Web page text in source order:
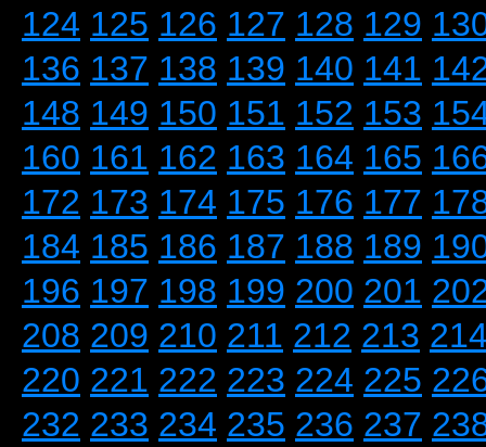
124 125 126 127 128 129
136 137 138 139 140 141
148 149 150 151 152 153
160 161 162 163 164 165
172 173 174 175 176 177
184 185 186 187 188 189
196 197 198 199 200 201
208 209 210 211 212 213
220 221 222 223 224 225
232 233 234 235 236 237